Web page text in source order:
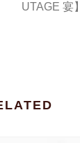
UTAGE 宴】